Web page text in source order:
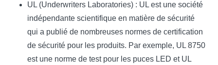
UL (Underwriters Laboratories) : UL est une société
indépendante scientifique en matière de sécurité
qui a publié de nombreuses normes de certification
de sécurité pour les produits. Par exemple, UL 8750
est une norme de test pour les puces LED et UL